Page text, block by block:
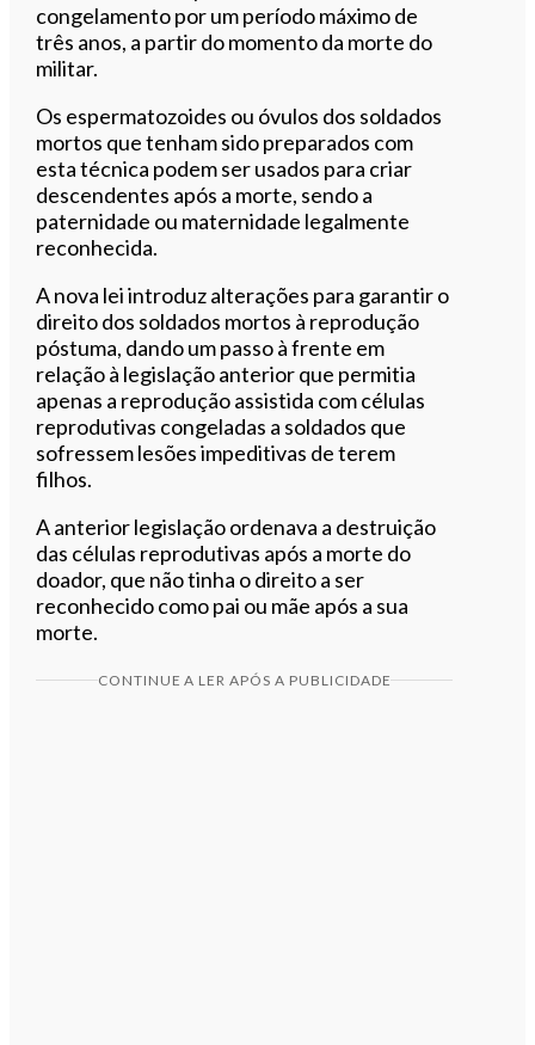
congelamento por um período máximo de
três anos, a partir do momento da morte do
militar.
Os espermatozoides ou óvulos dos soldados
mortos que tenham sido preparados com
esta técnica podem ser usados para criar
descendentes após a morte, sendo a
paternidade ou maternidade legalmente
reconhecida.
A nova lei introduz alterações para garantir o
direito dos soldados mortos à reprodução
póstuma, dando um passo à frente em
relação à legislação anterior que permitia
apenas a reprodução assistida com células
reprodutivas congeladas a soldados que
sofressem lesões impeditivas de terem
filhos.
A anterior legislação ordenava a destruição
das células reprodutivas após a morte do
doador, que não tinha o direito a ser
reconhecido como pai ou mãe após a sua
morte.
CONTINUE A LER APÓS A PUBLICIDADE